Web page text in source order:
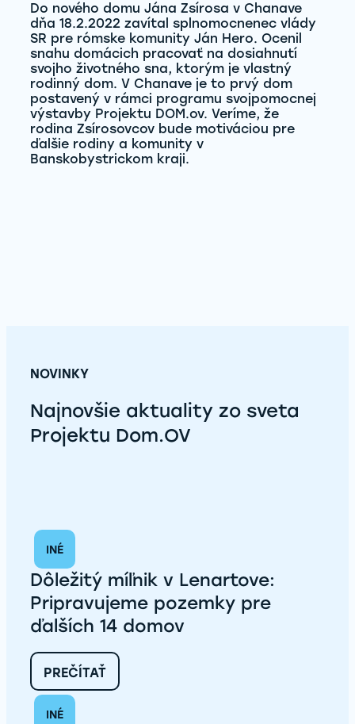
Do nového domu Jána Zsírosa v Chanave
dňa 18.2.2022 zavítal splnomocnenec vlády
SR pre rómske komunity Ján Hero. Ocenil
snahu domácich pracovať na dosiahnutí
svojho životného sna, ktorým je vlastný
rodinný dom. V Chanave je to prvý dom
postavený v rámci programu svojpomocnej
výstavby Projektu DOM.ov. Veríme, že
rodina Zsírosovcov bude motiváciou pre
ďalšie rodiny a komunity v
Banskobystrickom kraji.
NOVINKY
Najnovšie aktuality zo sveta
Projektu Dom.OV
INÉ
Dôležitý míľnik v Lenartove:
Pripravujeme pozemky pre
ďalších 14 domov
PREČÍTAŤ:
DÔLEŽITÝ
INÉ